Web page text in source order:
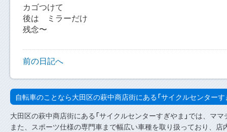
カゴつけて
後は ミラーだけ
残念〜
前の日記へ
自転車のことなら大田区の萩中商店街にある「サイクルセンターす
大田区の萩中商店街にある「サイクルセンターすぎやま」では、
また、スポーツ仕様の専門車まで幅広い車種を取り扱っており、